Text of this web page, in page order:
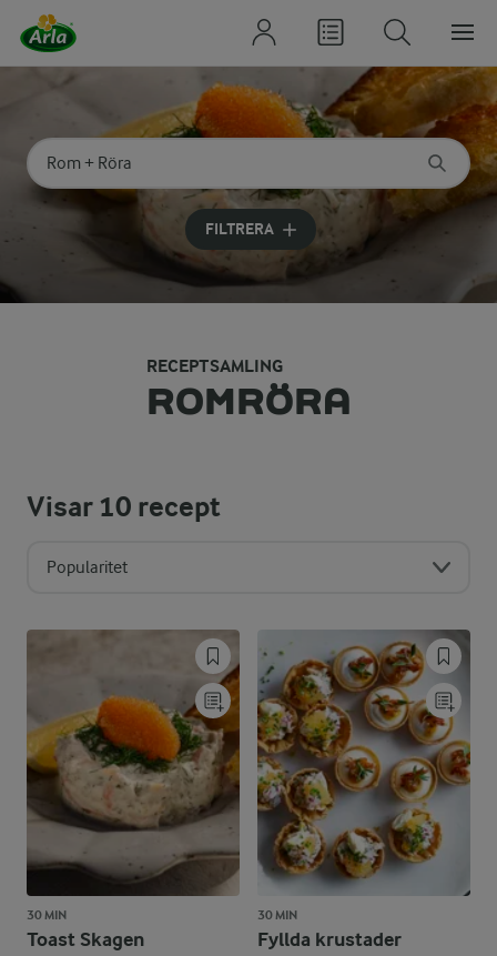
Sök på kategori eller ingrediens
Skriv in sökord för att få förslag
FILTRERA
RECEPTSAMLING
ROMRÖRA
Visar10 recept
Popularitet
30 MIN
Toast Skagen
30 MIN
Fyllda krustader